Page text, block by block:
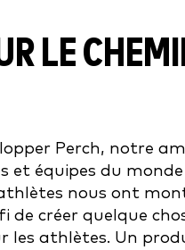
LE
Perch, notre
équipes du
nous ont
créer quelque
athlètes. Un